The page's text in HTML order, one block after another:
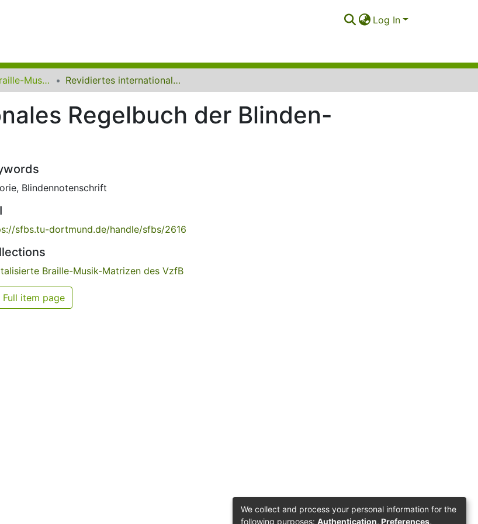
Log In
Digitalisierte Braille-Musik-Matrizen des VzfB Revidiertes internationales Regelbuch der Blinden-Notenschrift
Regelbuch der Blinden-
, Blindennotenschrift
sfbs.tu-dortmund.de/handle/sfbs/2616
Braille-Musik-Matrizen des VzfB
Full item page
We collect and process your personal information for the
following purposes: Authentication, Preferences,